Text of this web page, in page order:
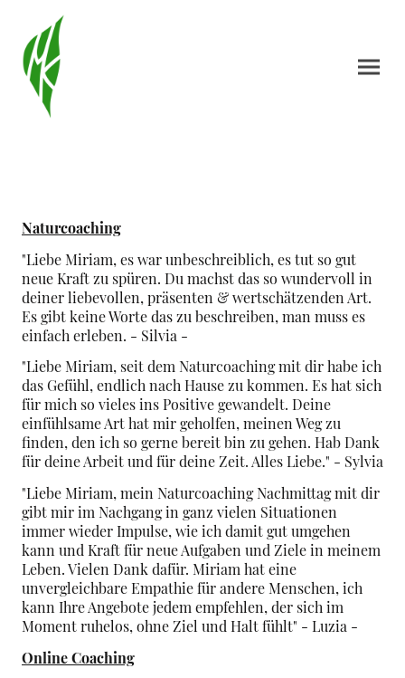
Naturcoaching
"Liebe Miriam, es war unbeschreiblich, es tut so gut
neue Kraft zu spüren. Du machst das so wundervoll in
deiner liebevollen, präsenten & wertschätzenden Art.
Es gibt keine Worte das zu beschreiben, man muss es
einfach erleben. - Silvia -
"Liebe Miriam, seit dem Naturcoaching mit dir habe ich
das Gefühl, endlich nach Hause zu kommen. Es hat sich
für mich so vieles ins Positive gewandelt. Deine
einfühlsame Art hat mir geholfen, meinen Weg zu
finden, den ich so gerne bereit bin zu gehen. Hab Dank
für deine Arbeit und für deine Zeit. Alles Liebe." - Sylvia
"Liebe Miriam, mein Naturcoaching Nachmittag mit dir
gibt mir im Nachgang in ganz vielen Situationen
immer wieder Impulse, wie ich damit gut umgehen
kann und Kraft für neue Aufgaben und Ziele in meinem
Leben. Vielen Dank dafür. Miriam hat eine
unvergleichbare Empathie für andere Menschen, ich
kann Ihre Angebote jedem empfehlen, der sich im
Moment ruhelos, ohne Ziel und Halt fühlt" - Luzia -
Online Coaching